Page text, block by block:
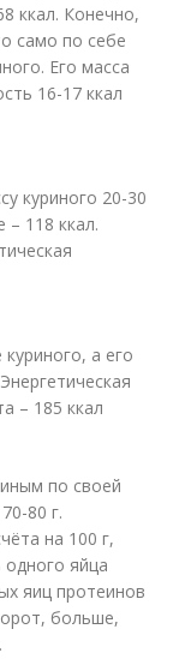
ккал. Конечно,
само по себе
Его масса
16-17 ккал
куриного 20-30
118 ккал.
а его
– 185 ккал
по своей
80 г.
на 100 г,
одного яйца
яиц протеинов
больше,